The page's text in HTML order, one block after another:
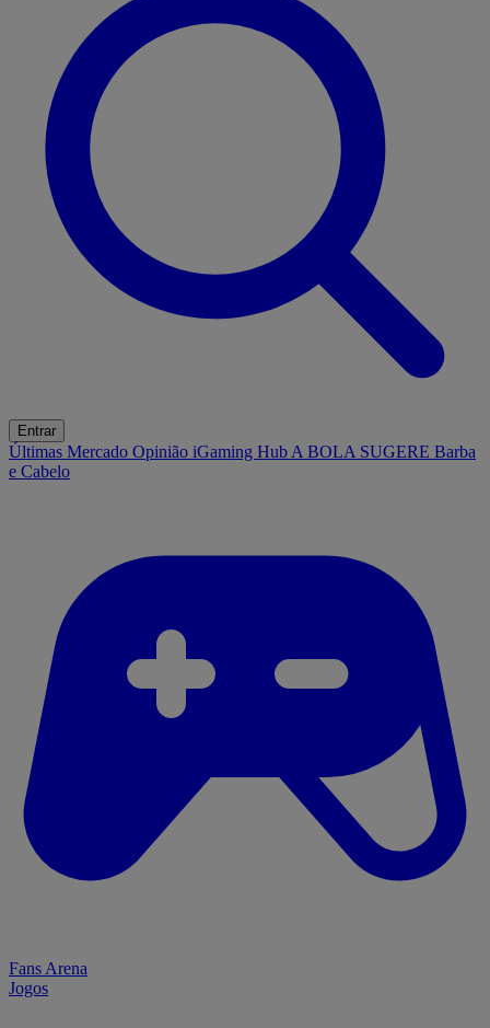
Entrar
Últimas Mercado Opinião iGaming Hub A BOLA SUGERE Barba
e Cabelo
Fans Arena
Jogos